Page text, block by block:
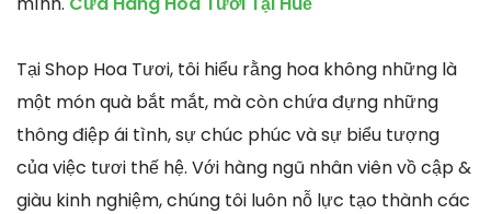
Tại Shop Hoa Tươi, tôi hiểu rằng hoa không những là
một món quà bắt mắt, mà còn chứa đựng những
thông điệp ái tình, sự chúc phúc và sự biểu tượng
của việc tươi thế hệ. Với hàng ngũ nhân viên vồ cập &
giàu kinh nghiệm, chúng tôi luôn nỗ lực tạo thành các